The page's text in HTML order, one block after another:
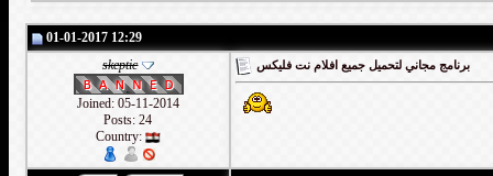
01-01-2017 12:29
skeptic
Joined: 05-11-2014
Posts: 24
Country:
برنامج مجاني لتحميل جميع افلام نت فليكس